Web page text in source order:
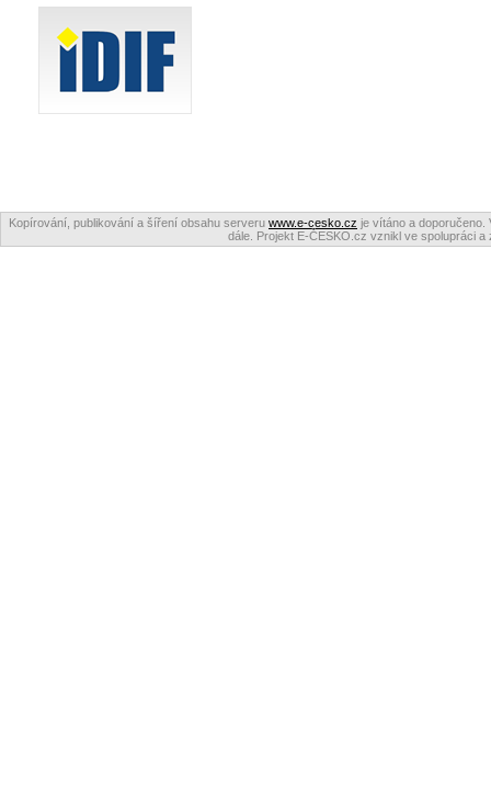
Kopírování, publikování a šíření obsahu serveru www.e-cesko.cz je vítáno a doporučeno.
dále. Projekt E-ČESKO.cz vznikl ve spolupráci